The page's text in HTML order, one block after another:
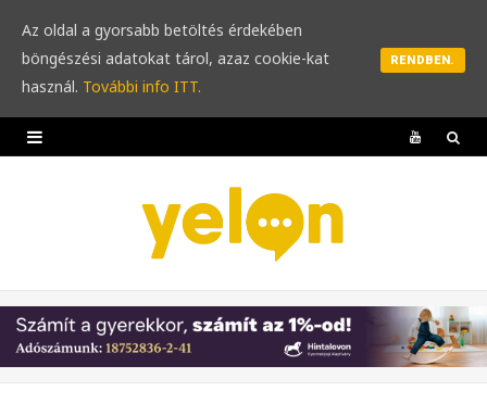
Y
u
b
e
Az oldal a gyorsabb betöltés érdekében
böngészési adatokat tárol, azaz cookie-kat
használ. További info ITT.
RENDBEN.